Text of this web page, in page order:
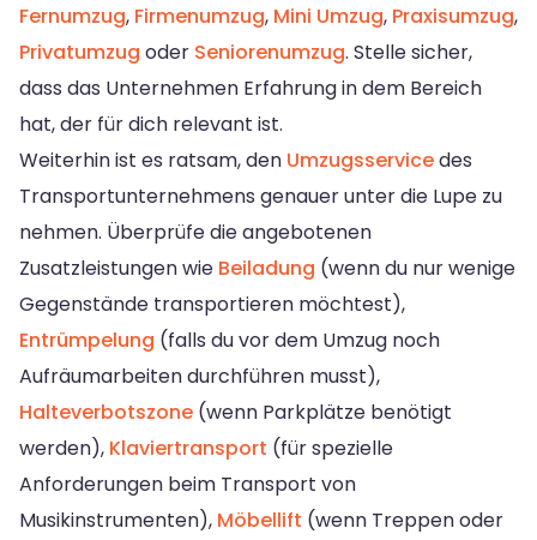
Fernumzug, Firmenumzug, Mini Umzug, Praxisumzug,
Privatumzug oder Seniorenumzug. Stelle sicher,
dass das Unternehmen Erfahrung in dem Bereich
hat, der für dich relevant ist.
Weiterhin ist es ratsam, den Umzugsservicedes
Transportunternehmens genauer unter die Lupe zu
nehmen. Überprüfe die angebotenen
Zusatzleistungen wie Beiladung (wenn du nur wenige
Gegenstände transportieren möchtest),
Entrümpelung (falls du vor dem Umzug noch
Aufräumarbeiten durchführen musst),
Halteverbotszone (wenn Parkplätze benötigt
werden), Klaviertransport (für spezielle
Anforderungen beim Transport von
Musikinstrumenten), Möbellift (wenn Treppen oder